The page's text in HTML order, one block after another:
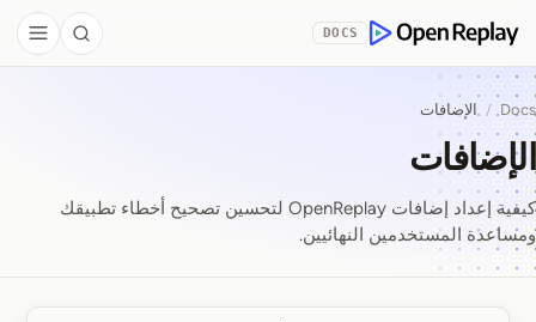
OpenReplay
DOCS
Search
Docs
/ الإضافات
الإضافات
كيفية إعداد إضافات OpenReplay لتحسين تصحيح أخطاء تطبيقك
ومساعدة المستخدمين النهائيين.